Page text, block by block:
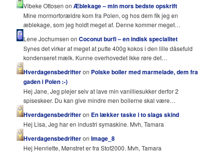
Vibeke Ottosen onÆblekage – min mors bedste opskrift
Mine mormorforældre kom fra Polen, og hos dem fik jeg en
æblekage, som jeg holdt meget af. Denne kommer meget…
Lene Jochumsen onCoconut burfi – en indisk specialitet
Synes det virker af meget at putte 400g kokos i den lille dåsefuld
kondenseret mælk. Kunne overhovedet ikke røre det…
Hverdagensbedrifteron Polske boller med marmelade, dem fra
gaden i Polen :-)
Hej Jane, Jeg plejer selv at lave min vanilliesukker derfor 2
spiseskeer. Du kan give mindre men bollerne skal være…
Hverdagensbedrifteron En lækker taske i to slags skind
Hej Lisa, Jeg har en industri symaskine. Mvh, Tamara
HverdagensbedrifteronImage_8
Hej Henriette, Mønstret er fra Stof2000. Mvh, Tamara